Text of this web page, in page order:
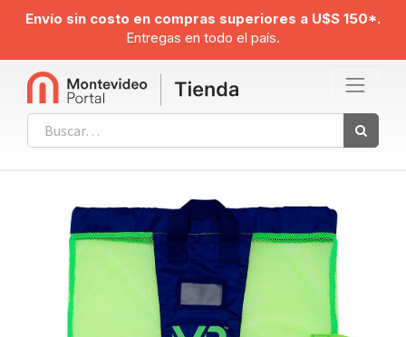
Envío sin costo en compras superiores a U$S 150*.
Entregas en todo el país.